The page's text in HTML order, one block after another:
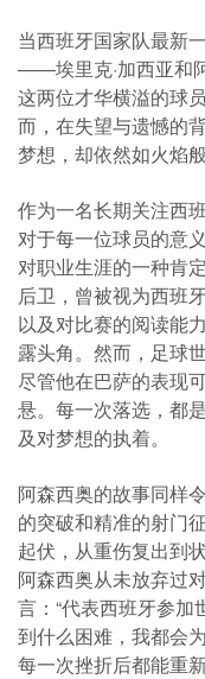
当西班牙国家队最新
——埃里克·加西亚和
这两位才华横溢的球
而，在失望与遗憾的
梦想，却依然如火焰
作为一名长期关注西
对于每一位球员的意
对职业生涯的一种肯
后卫，曾被视为西班
以及对比赛的阅读能
露头角。然而，足球
尽管他在巴萨的表现
悬。每一次落选，都
及对梦想的执着。
阿森西奥的故事同样
的突破和精准的射门
起伏，从重伤复出到
阿森西奥从未放弃过
言：“代表西班牙参
到什么困难，我都会
每一次挫折后都能重